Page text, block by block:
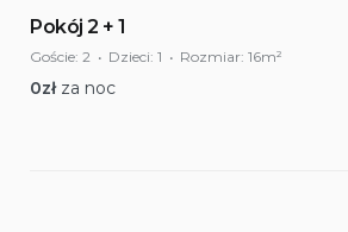
Pokój 2 + 1
Goście: 2 Dzieci: 1 Rozmiar: 16m²
0zł za noc